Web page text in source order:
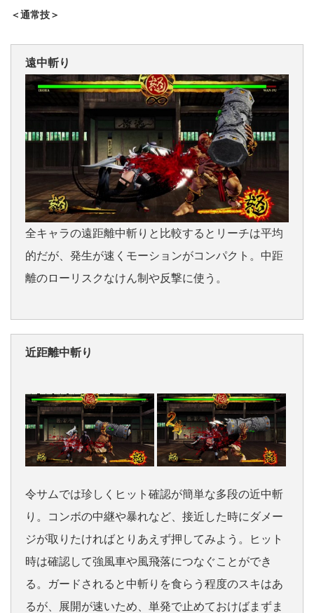
＜通常技＞
遠中斬り
全キャラの遠距離中斬りと比較するとリーチは平均
的だが、発生が速くモーションがコンパクト。中距
離のローリスクなけん制や反撃に使う。
近距離中斬り
令サムでは珍しくヒット確認が簡単な多段の近中斬
り。コンボの中継や暴れなど、接近した時にダメー
ジが取りたければとりあえず押してみよう。ヒット
時は確認して強風車や風飛落につなぐことができ
る。ガードされると中斬りを食らう程度のスキはあ
るが、展開が速いため、単発で止めておけばまずま